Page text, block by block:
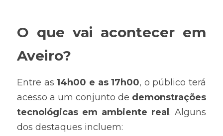
O que vai acontecer em
Aveiro?
Entre as 14h00 e as 17h00, o público terá
acesso a um conjunto de demonstrações
tecnológicas em ambiente real . Alguns
dos destaques incluem: